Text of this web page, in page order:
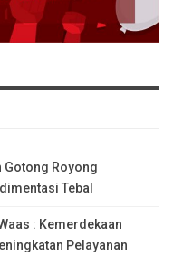
Gotong Royong
Tebal
: Kemerdekaan
Pelayanan